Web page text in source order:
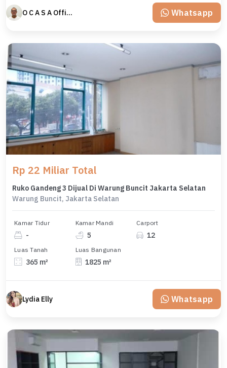
O C A S A Official property perfected Whatsapp
Rp 22 Miliar Total
Ruko Gandeng 3 Dijual Di Warung Buncit Jakarta Selatan
Warung Buncit, Jakarta Selatan
Kamar Tidur
-
Kamar Mandi
5
Carport
12
Luas Tanah
365 m²
Luas Bangunan
1825 m²
Lydia Elly Whatsapp